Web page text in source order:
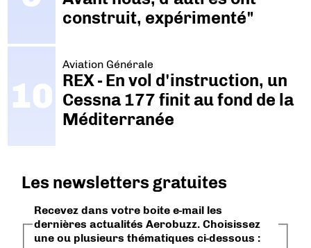
construit, expérimenté"
Aviation Générale
REX - En vol d'instruction, un
Cessna 177 finit au fond de la
Méditerranée
Les newsletters gratuites
Recevez dans votre boite e-mail les
dernières actualités Aerobuzz. Choisissez
une ou plusieurs thématiques ci-dessous :